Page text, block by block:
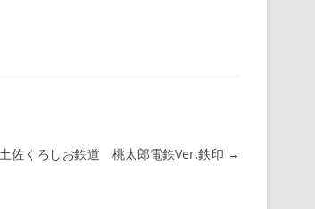
土佐くろしお鉄道 桃太郎電鉄Ver.鉄印 →